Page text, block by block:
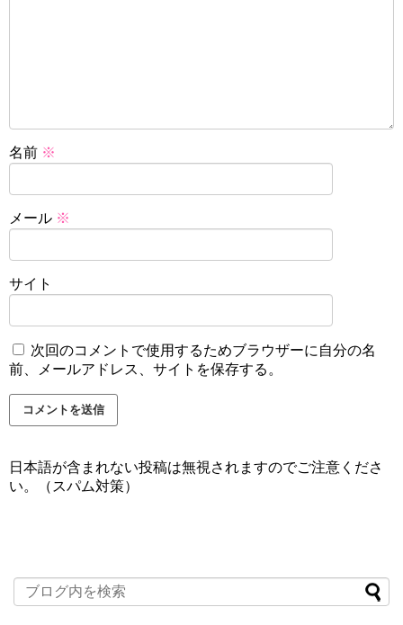
名前 ※
メール ※
サイト
次回のコメントで使用するためブラウザーに自分の名
前、メールアドレス、サイトを保存する。
日本語が含まれない投稿は無視されますのでご注意くださ
い。（スパム対策）